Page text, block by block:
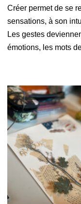
Créer permet de se
sensations, à son
Les gestes
émotions, les mots